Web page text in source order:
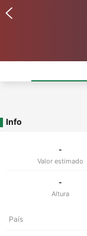
Info
-
Valor estimado
-
Altura
País